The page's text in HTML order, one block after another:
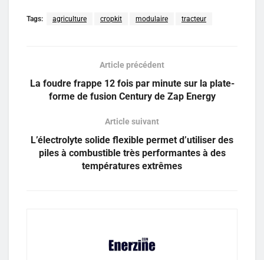
Tags: agriculture cropkit modulaire tracteur
Article précédent
La foudre frappe 12 fois par minute sur la plate-
forme de fusion Century de Zap Energy
Article suivant
L’électrolyte solide flexible permet d’utiliser des
piles à combustible très performantes à des
températures extrêmes